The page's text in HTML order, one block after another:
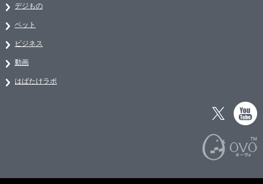
デジもの
ペット
ビジネス
動画
はばたけラボ